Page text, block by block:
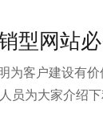
型网站
为客户建设有
员为大家介绍